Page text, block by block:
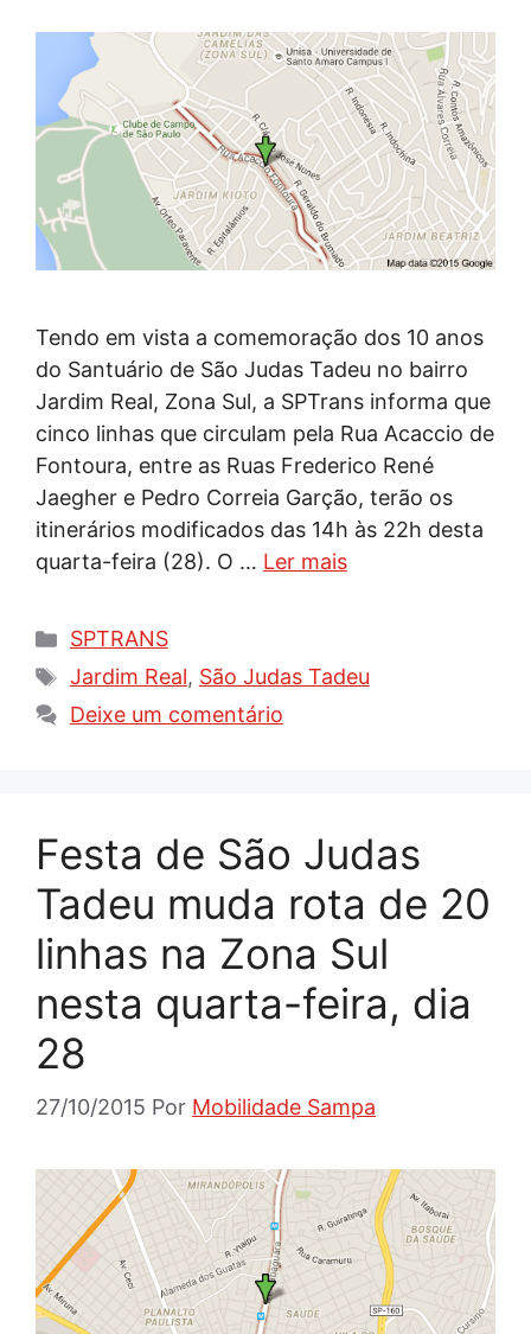
Tendo em vista a comemoração dos 10 anos
do Santuário de São Judas Tadeu no bairro
Jardim Real, Zona Sul, a SPTrans informa que
cinco linhas que circulam pela Rua Acaccio de
Fontoura, entre as Ruas Frederico René
Jaegher e Pedro Correia Garção, terão os
itinerários modificados das 14h às 22h desta
quarta-feira (28). O … Ler mais
Categorias
SPTRANS
Tags
Jardim Real, São Judas Tadeu
Deixe um comentário
Festa de São Judas
Tadeu muda rota de 20
linhas na Zona Sul
nesta quarta-feira, dia
28
27/10/2015 Por Mobilidade Sampa